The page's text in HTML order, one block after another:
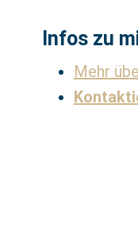
Infos zu
Mehr